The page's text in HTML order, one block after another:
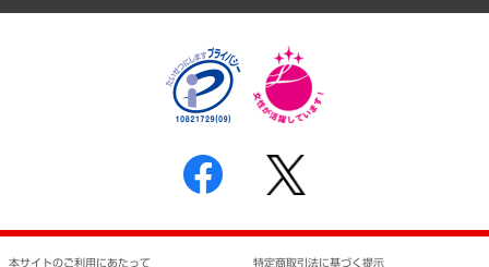
個人情報保護方針
反社会的勢力に対する基本方針
書面による個人情報の開示等の請求の手続きについて
本サイトのご利用にあたって 特定商取引法に基づく提示